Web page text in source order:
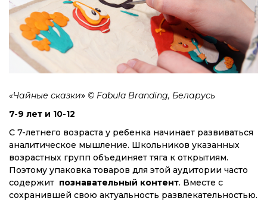
«Чайные сказки» © Fabula Branding, Беларусь
7-9 лет и 10-12
С 7-летнего возраста у ребенка начинает развиваться
аналитическое мышление. Школьников указанных
возрастных групп объединяет тяга к открытиям.
Поэтому упаковка товаров для этой аудитории часто
содержит познавательный контент. Вместе с
сохранившей свою актуальность развлекательностью.